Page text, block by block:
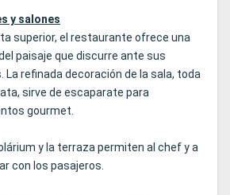
y salones
superior, el restaurante ofrece una
paisaje que discurre ante sus
La refinada decoración de la sala, toda
sirve de escaparate para
gourmet.
y la terraza permiten al chef y a
con los pasajeros.